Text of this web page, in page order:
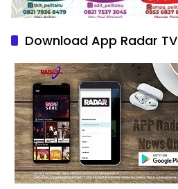
Download App Radar TV